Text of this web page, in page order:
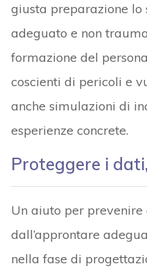
giusta preparazione lo
adeguato e non
formazione del
coscienti di pericoli e
anche simulazioni di
esperienze concrete.
Proteggere i
Un aiuto per
dall’approntare
nella fase di